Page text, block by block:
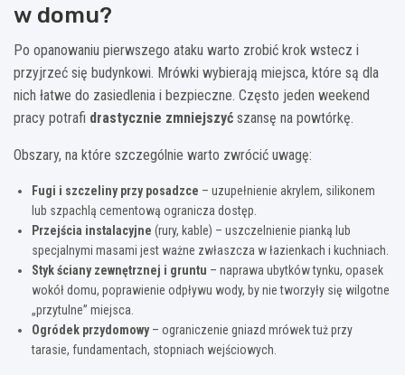
w domu?
Po opanowaniu pierwszego ataku warto zrobić krok wstecz i
przyjrzeć się budynkowi. Mrówki wybierają miejsca, które są dla
nich łatwe do zasiedlenia i bezpieczne. Często jeden weekend
pracy potrafi drastycznie zmniejszyć szansę na powtórkę.
Obszary, na które szczególnie warto zwrócić uwagę:
Fugi i szczeliny przy posadzce – uzupełnienie akrylem, silikonem
lub szpachlą cementową ogranicza dostęp.
Przejścia instalacyjne (rury, kable) – uszczelnienie pianką lub
specjalnymi masami jest ważne zwłaszcza w łazienkach i kuchniach.
Styk ściany zewnętrznej i gruntu – naprawa ubytków tynku, opasek
wokół domu, poprawienie odpływu wody, by nie tworzyły się wilgotne
„przytulne” miejsca.
Ogródek przydomowy– ograniczenie gniazd mrówek tuż przy
tarasie, fundamentach, stopniach wejściowych.